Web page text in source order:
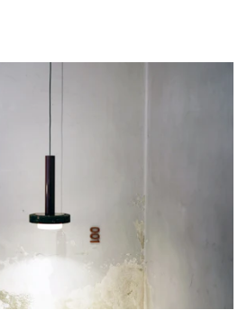
flachen Betontreppen, Gebäuden
regelmäßig Theatervorstellungen und